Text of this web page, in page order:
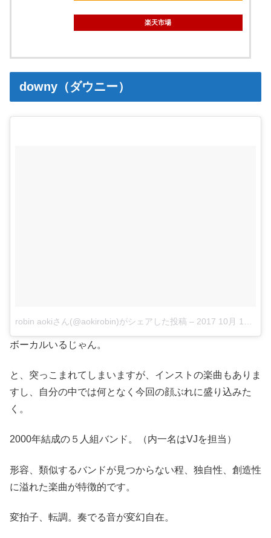
楽天市場
downy（ダウニー）
robin aokiさん(@aokirobin)がシェアした投稿 – 2017 10月 19 6:35午前 PDT
ボーカルいるじゃん。
と、突っこまれてしまいますが、インストの楽曲もありま
すし、自分の中では何となく今回の顔ぶれに盛り込みた
く。
2000年結成の５人組バンド。（内一名はVJを担当）
形容、類似するバンドが見つからない程、独自性、創造性
に溢れた楽曲が特徴的です。
変拍子、転調。奏でる音が変幻自在。